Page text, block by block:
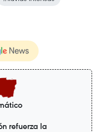
refuerza la